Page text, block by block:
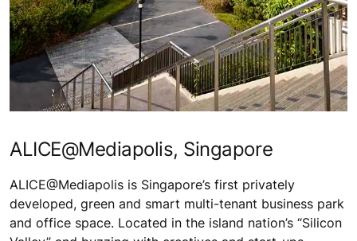
ALICE@Mediapolis, Singapore
ALICE@Mediapolis is Singapore’s first privately
developed, green and smart multi-tenant business park
and office space. Located in the island nation’s “Silicon